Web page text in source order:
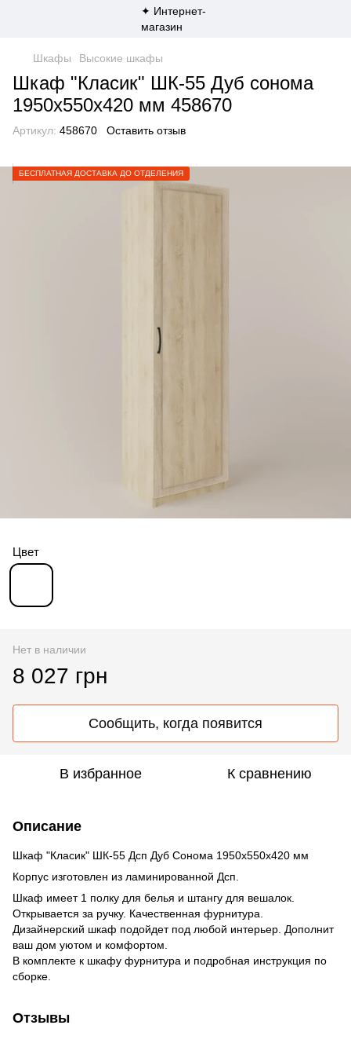
Шкафы Высокие шкафы
Шкаф "Класик" ШК-55 Дуб сонома
1950х550х420 мм 458670
Артикул: 458670 Оставить отзыв
БЕСПЛАТНАЯ ДОСТАВКА ДО ОТДЕЛЕНИЯ
Цвет
Нет в наличии
8 027 грн
Сообщить, когда появится
В избранное К сравнению
Описание
Шкаф "Класик" ШК-55 Дсп Дуб Сонома 1950х550х420 мм
Корпус изготовлен из ламинированной Дсп.
Шкаф имеет 1 полку для белья и штангу для вешалок.
Открывается за ручку. Качественная фурнитура.
Дизайнерский шкаф подойдет под любой интерьер. Дополнит
ваш дом уютом и комфортом.
В комплекте к шкафу фурнитура и подробная инструкция по
сборке.
Отзывы